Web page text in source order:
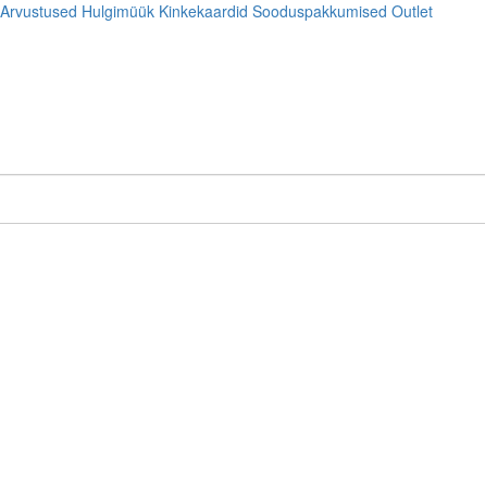
Arvustused Hulgimüük Kinkekaardid Sooduspakkumised Outlet